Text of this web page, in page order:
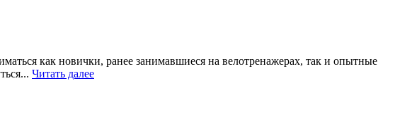
как новички, ранее занимавшиеся на велотренажерах, так и опытные
Читать далее